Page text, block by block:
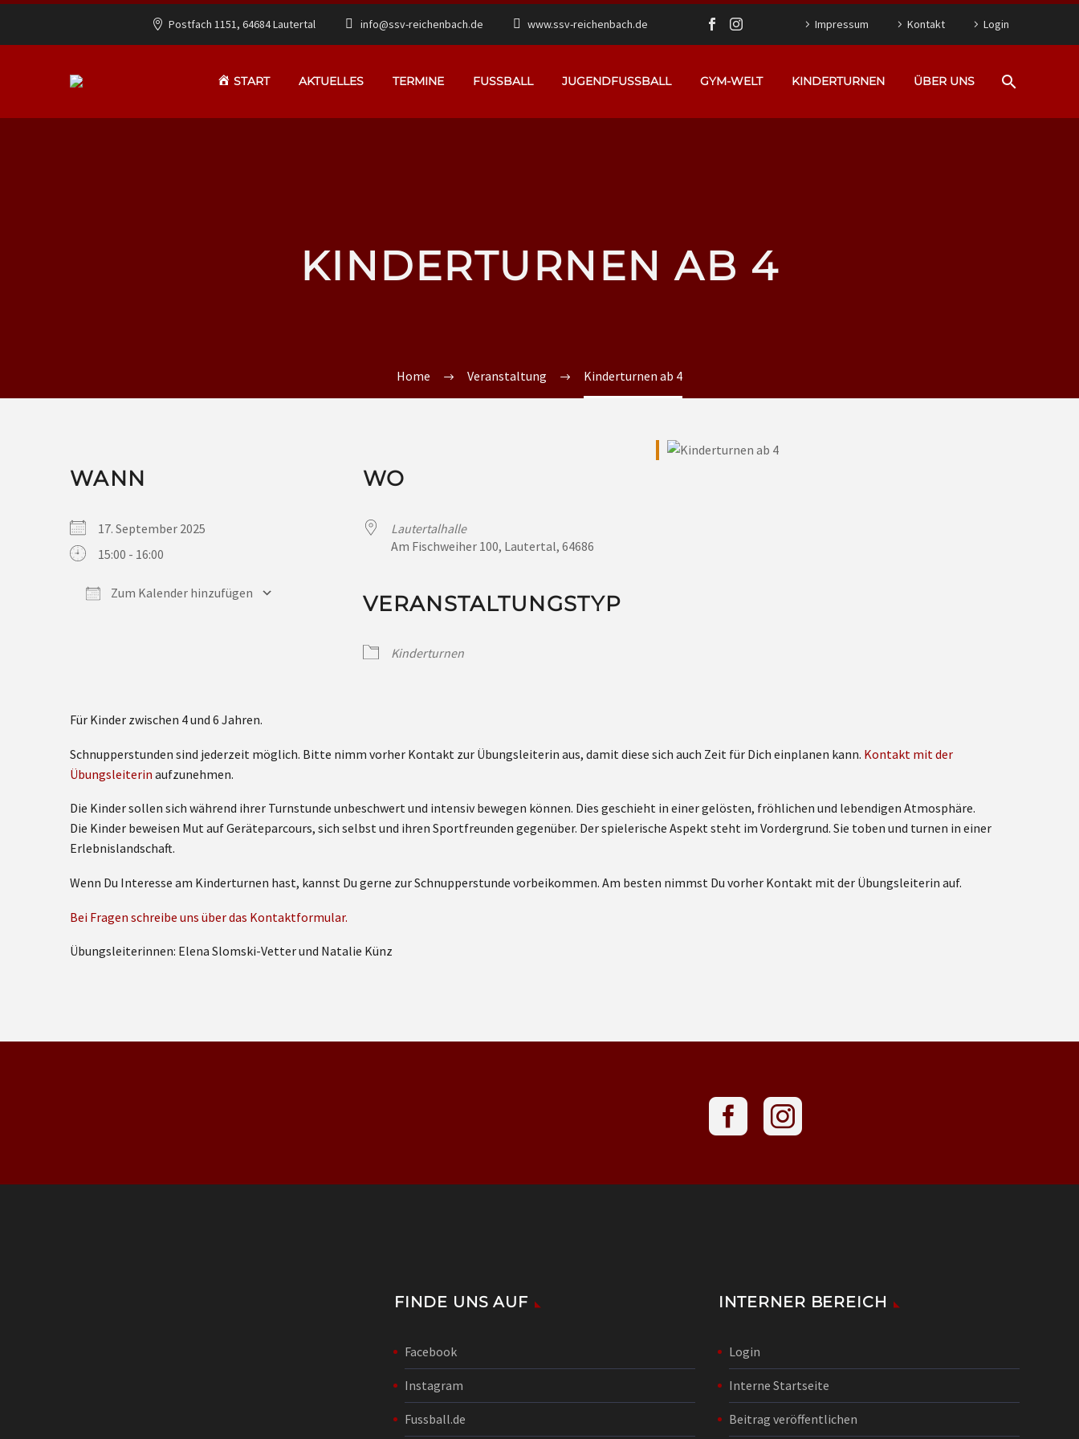
Postfach 1151, 64684 Lautertal info@ssv-reichenbach.de www.ssv-reichenbach.de Impressum Kontakt Login
START AKTUELLES TERMINE FUSSBALL JUGENDFUSSBALL GYM-WELT KINDERTURNEN ÜBER UNS
KINDERTURNEN AB 4
Home Veranstaltung Kinderturnen ab 4
WANN
17. September 2025
15:00 - 16:00
Zum Kalender hinzufügen
WO
Lautertalhalle
Am Fischweiher 100, Lautertal, 64686
VERANSTALTUNGSTYP
Kinderturnen
Für Kinder zwischen 4 und 6 Jahren.
Schnupperstunden sind jederzeit möglich. Bitte nimm vorher Kontakt zur Übungsleiterin aus, damit diese sich auch Zeit für Dich einplanen kann. Kontakt mit der
Übungsleiterin aufzunehmen.
Die Kinder sollen sich während ihrer Turnstunde unbeschwert und intensiv bewegen können. Dies geschieht in einer gelösten, fröhlichen und lebendigen Atmosphäre.
Die Kinder beweisen Mut auf Geräteparcours, sich selbst und ihren Sportfreunden gegenüber. Der spielerische Aspekt steht im Vordergrund. Sie toben und turnen in einer
Erlebnislandschaft.
Wenn Du Interesse am Kinderturnen hast, kannst Du gerne zur Schnupperstunde vorbeikommen. Am besten nimmst Du vorher Kontakt mit der Übungsleiterin auf.
Bei Fragen schreibe uns über das Kontaktformular.
Übungsleiterinnen: Elena Slomski-Vetter und Natalie Künz
FINDE UNS AUF
Facebook
Instagram
Fussball.de
INTERNER BEREICH
Login
Interne Startseite
Beitrag veröffentlichen